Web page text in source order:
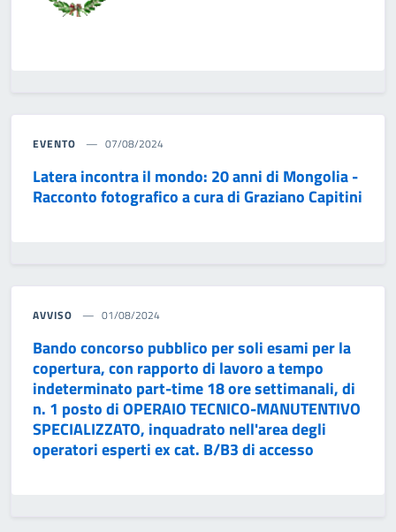
EVENTO 07/08/2024
Latera incontra il mondo: 20 anni di Mongolia -
Racconto fotografico a cura di Graziano Capitini
AVVISO 01/08/2024
Bando concorso pubblico per soli esami per la
copertura, con rapporto di lavoro a tempo
indeterminato part-time 18 ore settimanali, di
n. 1 posto di OPERAIO TECNICO-MANUTENTIVO
SPECIALIZZATO, inquadrato nell'area degli
operatori esperti ex cat. B/B3 di accesso